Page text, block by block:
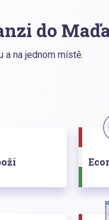
do
a na jednom místě.